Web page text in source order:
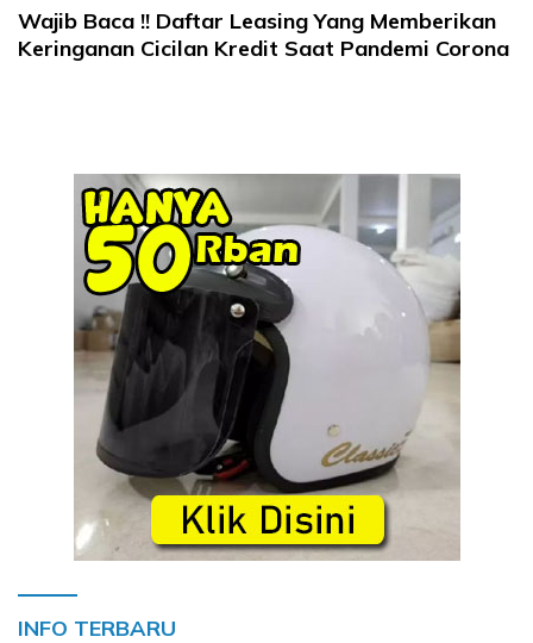
Wajib Baca !! Daftar Leasing Yang Memberikan
Keringanan Cicilan Kredit Saat Pandemi Corona
INFO TERBARU